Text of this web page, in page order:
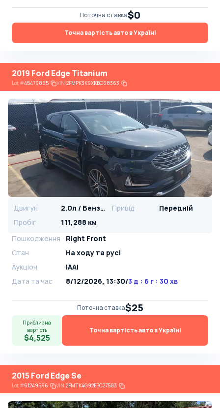
Поточна ставка$0
Точна вартість авто в Україні
2019 Ford Edge Titanium
Lot#45479865 VIN:2FMPK3K9XKBC68363
Двигун 2.0л / Бензин Привід
Передній
Пробіг
111,288 км
Пошкодження
Right Front
Стан
На ​​ходу та русі
Аукціон
IAAI
Дата та час
8/12/2026, 13:30/3 д : 6 г : 30 хв
Поточна ставка$25
Приблизна
вартість
$4,525
Точна вартість авто в Україні
2015 Ford Edge Se
Lot#61249596 VIN:2FMTK4G92FBC27583